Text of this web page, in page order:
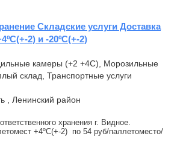
Складские услуги Доставка
2) и -20ºС(+-2)
камеры (+2 +4С), Морозильные
склад, Транспортные услуги
, Ленинский район
хранения г. Видное.
+4ºС(+-2) по 54 руб/паллетоместо/